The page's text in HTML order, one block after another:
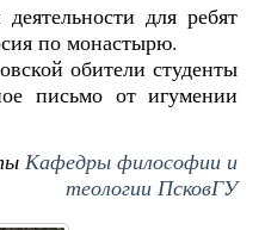
для ребят
по монастырю.
обители студенты
письмо от игумении
Кафедры философии и
теологии ПсковГУ